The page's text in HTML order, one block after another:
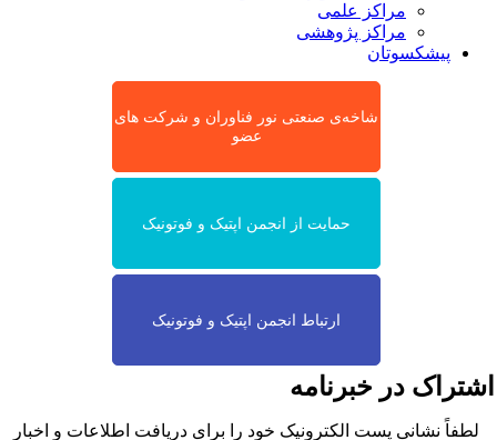
مراکز علمی
مراکز پژوهشی
پیشکسوتان
شاخه‌ی صنعتی نور فناوران و شرکت های
عضو
حمایت از انجمن اپتیک و فوتونیک
ارتباط انجمن اپتیک و فوتونیک
در خبرنامه
لطفاً نشانی پست الکترونیک خود را برای دریافت اطلاعات و اخبار